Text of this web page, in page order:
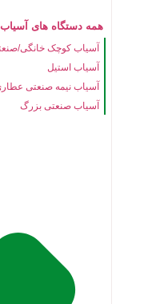
همه دستگاه های
آسیاب کوچک خانگی/
آسیاب استیل
آسیاب نیمه صنعتی
آسیاب صنعتی بزرگ